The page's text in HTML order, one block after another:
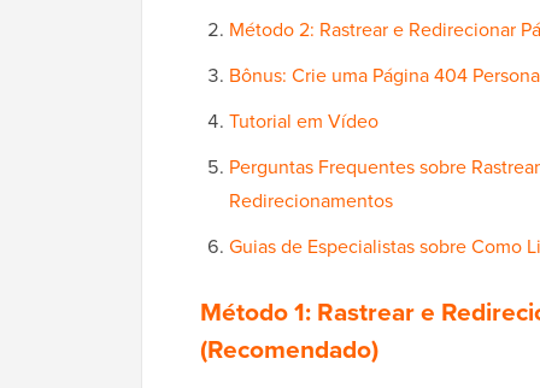
Método 2: Rastrear e Redirecionar
Bônus: Crie uma Página 404
Tutorial em Vídeo
Perguntas Frequentes sobre
Redirecionamentos
Guias de Especialistas sobre Como
Método 1: Rastrear e
(Recomendado)